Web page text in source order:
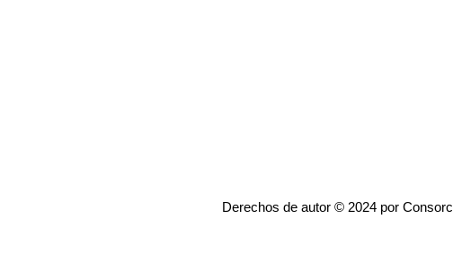
Derechos de autor © 2024 por